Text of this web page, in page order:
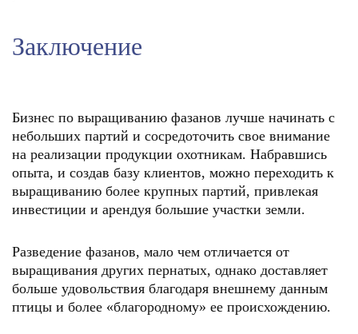
Заключение
Бизнес по выращиванию фазанов лучше начинать с
небольших партий и сосредоточить свое внимание
на реализации продукции охотникам. Набравшись
опыта, и создав базу клиентов, можно переходить к
выращиванию более крупных партий, привлекая
инвестиции и арендуя большие участки земли.
Разведение фазанов, мало чем отличается от
выращивания других пернатых, однако доставляет
больше удовольствия благодаря внешнему данным
птицы и более «благородному» ее происхождению.